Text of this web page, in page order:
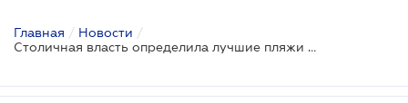
Главная / Новости /
Столичная власть определила лучшие пляжи для отдыха